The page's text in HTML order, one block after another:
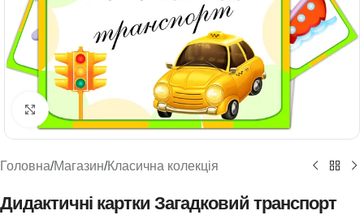
Натисніть, щоб збільшити
Головна/Магазин/Класична колекція
Дидактичні картки Загадковий транспорт